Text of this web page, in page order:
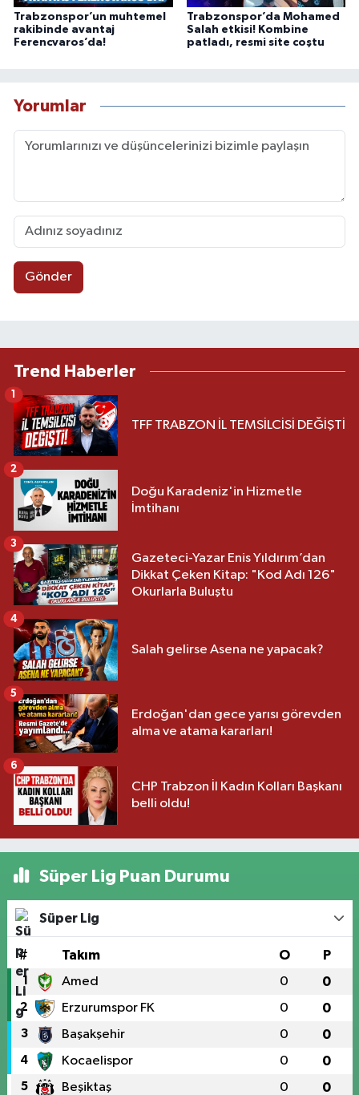
Trabzonspor’un muhtemel
rakibinde avantaj
Ferencvaros’da!
Trabzonspor’da Mohamed
Salah etkisi! Kombine
patladı, resmi site coştu
Yorumlar
Gönder
Trend Haberler
TFF TRABZON İL TEMSİLCİSİ DEĞİŞTİ
1
Doğu Karadeniz'in Hizmetle
İmtihanı
2
Gazeteci-Yazar Enis Yıldırım’dan
Dikkat Çeken Kitap: "Kod Adı 126"
Okurlarla Buluştu
3
Salah gelirse Asena ne yapacak?
4
Erdoğan'dan gece yarısı görevden
alma ve atama kararları!
5
CHP Trabzon İl Kadın Kolları Başkanı
belli oldu!
6
Süper Lig Puan Durumu
Süper Lig
# Takım O P
1 Amed 0 0
2 Erzurumspor FK 0 0
3 Başakşehir 0 0
4 Kocaelispor 0 0
5 Beşiktaş 0 0